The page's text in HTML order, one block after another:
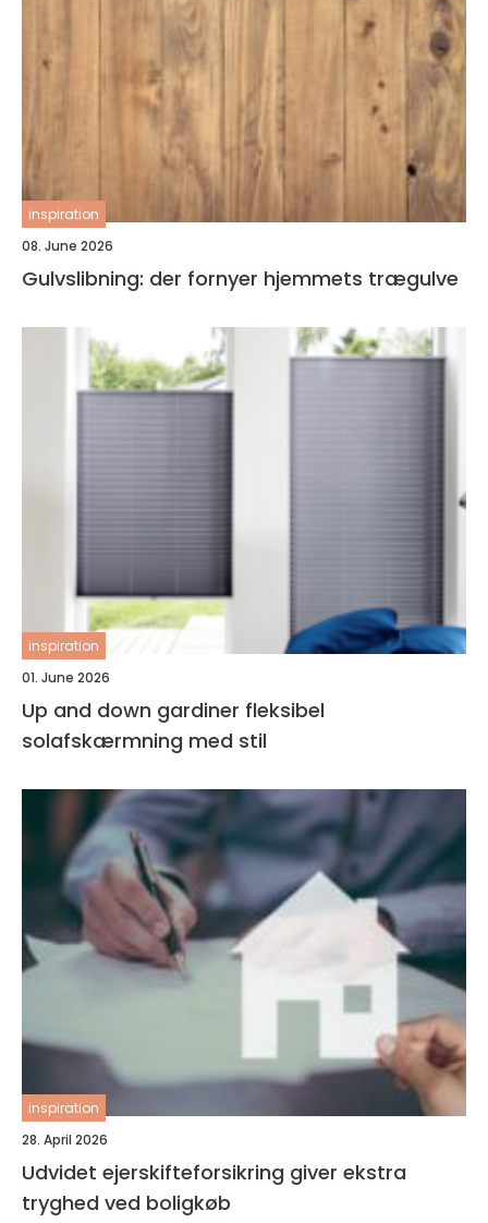
inspiration
08. June 2026
Gulvslibning: der fornyer hjemmets trægulve
inspiration
01. June 2026
Up and down gardiner fleksibel
solafskærmning med stil
inspiration
28. April 2026
Udvidet ejerskifteforsikring giver ekstra
tryghed ved boligkøb